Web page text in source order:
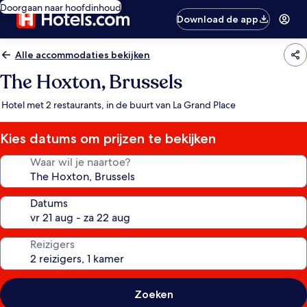
Doorgaan naar hoofdinhoud
Download de app
Alle accommodaties bekijken
The Hoxton, Brussels
Hotel met 2 restaurants, in de buurt van La Grand Place
Kies datums om prijzen te bekijken
Waar wil je naartoe?
Datums
Reizigers
Zoeken